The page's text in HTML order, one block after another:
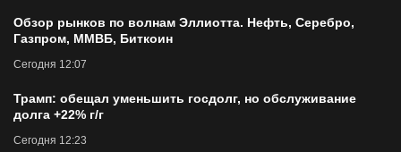
Обзор рынков по волнам Эллиотта. Нефть, Серебро,
Газпром, ММВБ, Биткоин
Сегодня 12:07
Трамп: обещал уменьшить госдолг, но обслуживание
долга +22% г/г
Сегодня 12:23